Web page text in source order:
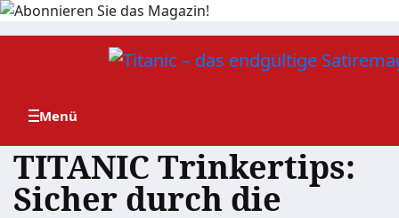
Zum
TITANIC Trinkertips:
Sicher durch die